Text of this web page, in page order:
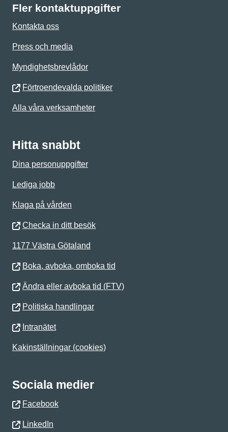
Fler kontaktuppgifter
Kontakta oss
Press och media
Myndighetsbrevlådor
Förtroendevalda politiker
Alla våra verksamheter
Hitta snabbt
Dina personuppgifter
Lediga jobb
Klaga på vården
Checka in ditt besök
1177 Västra Götaland
Boka, avboka, omboka tid
Ändra eller avboka tid (FTV)
Politiska handlingar
Intranätet
Kakinställningar (cookies)
Sociala medier
Facebook
LinkedIn